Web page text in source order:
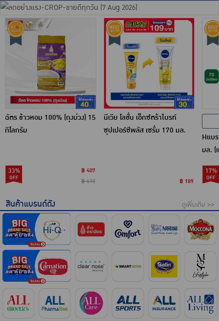
ฉัตร ข้าวหอม 100% (ถุงม่วง) 15
กิโลกรัม
33%
฿ 407
฿ 610
นีเวีย โลชั่น เอ็กซ์ตร้าไบรท์
ซุปเปอร์ซีพลัส เซรั่ม 170 มล.
฿ 189
Hแบ
มล. (
17%
สินค้าแบรนด์ดัง ดูเพิ่มเติม >>